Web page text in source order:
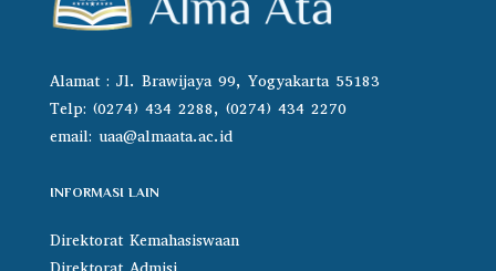
Alamat : Jl. Brawijaya 99, Yogyakarta 55183
Telp: (0274) 434 2288, (0274) 434 2270
email: uaa@almaata.ac.id
INFORMASI LAIN
Direktorat Kemahasiswaan